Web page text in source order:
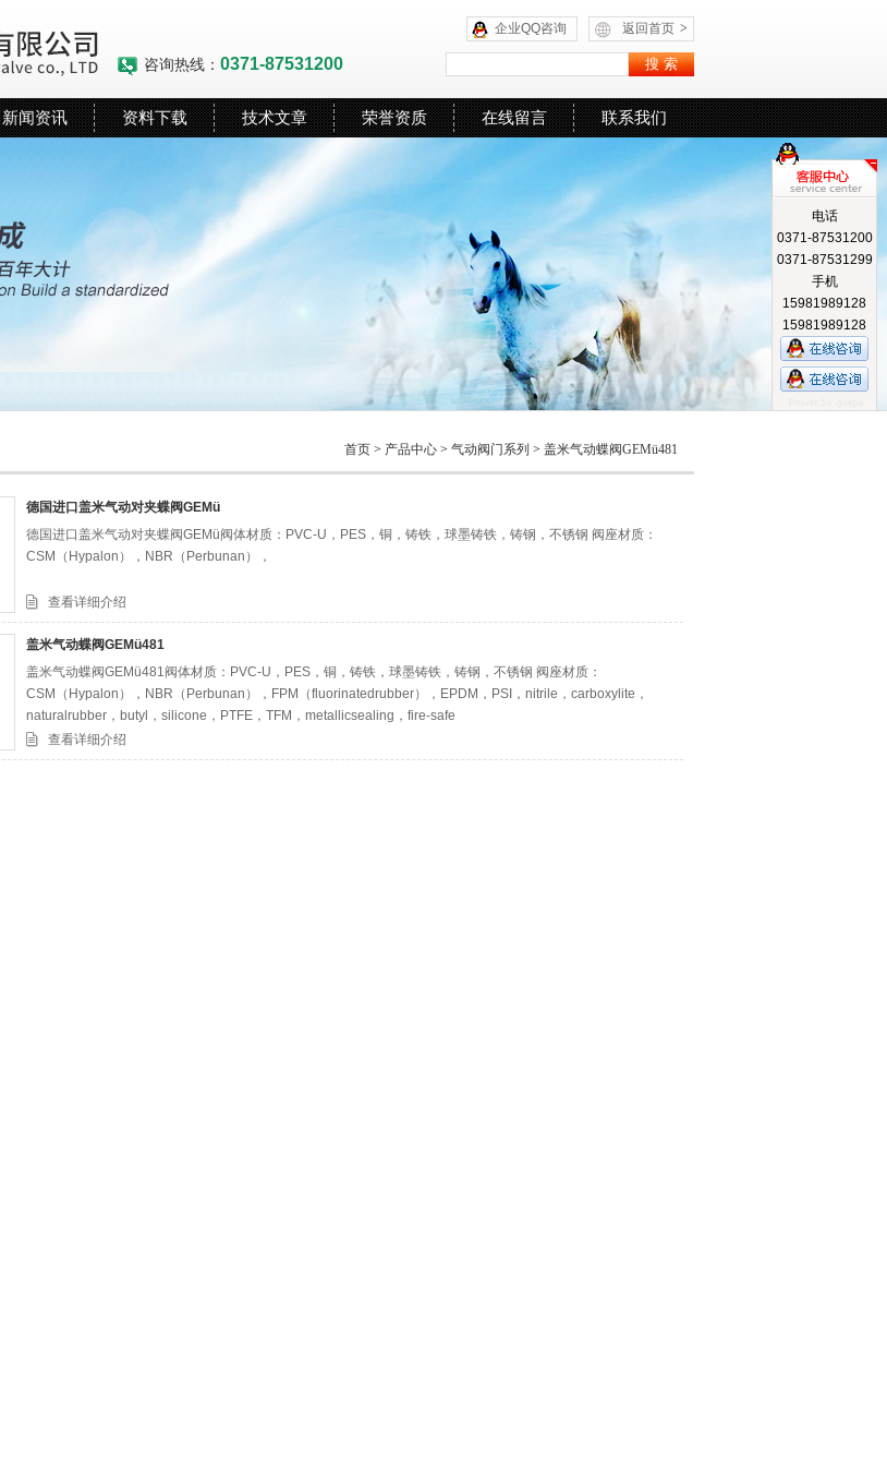
返回首页 >
企业QQ咨询
咨询热线： 0371-87531200
新闻资讯 资料下载 技术文章 荣誉资质 在线留言 联系我们
首页 > 产品中心 > 气动阀门系列 > 盖米气动蝶阀GEMü481
德国进口盖米气动对夹蝶阀GEMü
德国进口盖米气动对夹蝶阀GEMü阀体材质：PVC-U，PES，铜，铸铁，球墨铸铁，铸钢，不锈钢 阀座材质：
CSM（Hypalon），NBR（Perbunan），
查看详细介绍
盖米气动蝶阀GEMü481
盖米气动蝶阀GEMü481阀体材质：PVC-U，PES，铜，铸铁，球墨铸铁，铸钢，不锈钢 阀座材质：
CSM（Hypalon），NBR（Perbunan），FPM（fluorinatedrubber），EPDM，PSI，nitrile，carboxylite，
naturalrubber，butyl，silicone，PTFE，TFM，metallicsealing，fire-safe
查看详细介绍
电话
0371-87531200
0371-87531299
手机
15981989128
15981989128